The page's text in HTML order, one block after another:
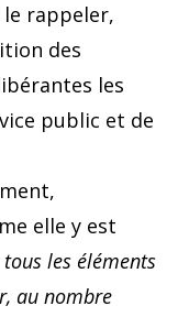
rappeler,
des
les
public et de
elle y est
les éléments
au nombre